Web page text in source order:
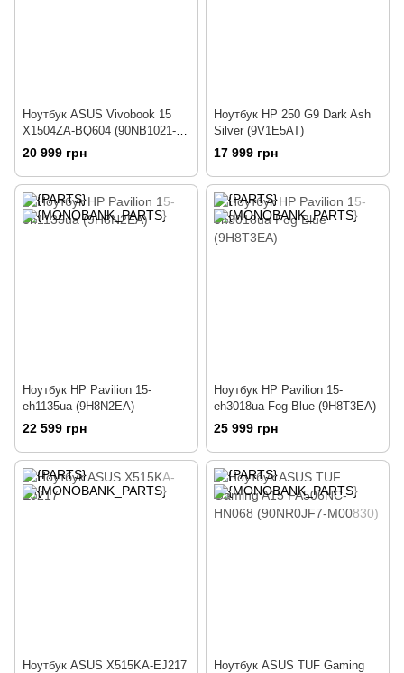
Ноутбук ASUS Vivobook 15
X1504ZA-BQ604 (90NB1021-
M00WV0)
20 999 грн
Ноутбук HP 250 G9 Dark Ash
Silver (9V1E5AT)
17 999 грн
Ноутбук HP Pavilion 15-
eh1135ua (9H8N2EA)
22 599 грн
Ноутбук HP Pavilion 15-
eh3018ua Fog Blue (9H8T3EA)
25 999 грн
Ноутбук ASUS X515KA-EJ217
Ноутбук ASUS TUF Gaming